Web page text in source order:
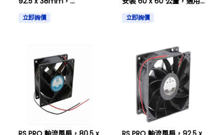
135cfm，17W，48 V DC
703-3458
立即詢價
於 60 公釐風扇，鋁製，不
銹鋼，737-4096。
立即詢價